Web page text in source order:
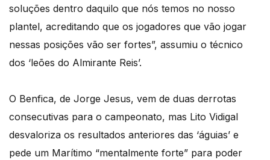
soluções dentro daquilo que nós temos no nosso
plantel, acreditando que os jogadores que vão jogar
nessas posições vão ser fortes”, assumiu o técnico
dos ‘leões do Almirante Reis’.
O Benfica, de Jorge Jesus, vem de duas derrotas
consecutivas para o campeonato, mas Lito Vidigal
desvaloriza os resultados anteriores das ‘águias’ e
pede um Marítimo “mentalmente forte” para poder